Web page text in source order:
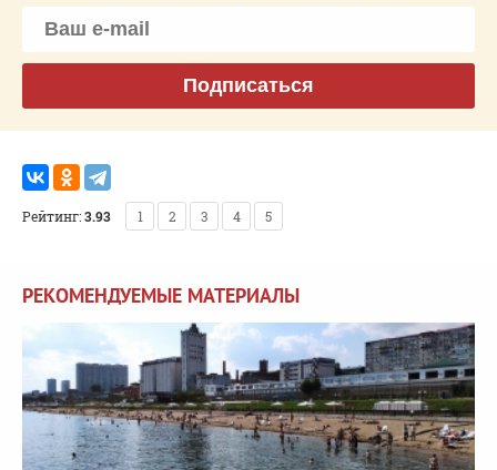
Подписаться
Рейтинг:3.93 1 2 3 4 5
РЕКОМЕНДУЕМЫЕ МАТЕРИАЛЫ